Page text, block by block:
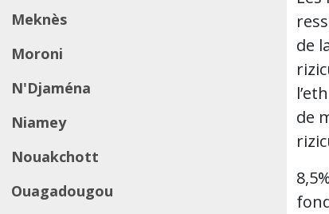
Meknès
Moroni
N'Djaména
Niamey
Nouakchott
Ouagadougou
de
de